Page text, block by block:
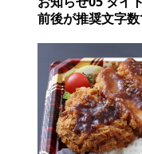
前後が推奨文字